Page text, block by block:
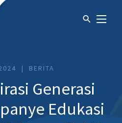
BERITA
Generasi
Edukasi